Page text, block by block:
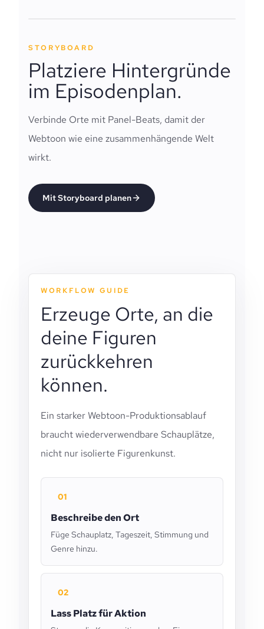
STORYBOARD
Platziere Hintergründe
im Episodenplan.
Verbinde Orte mit Panel-Beats, damit der
Webtoon wie eine zusammenhängende Welt
wirkt.
Mit Storyboard planen
WORKFLOW GUIDE
Erzeuge Orte, an die
deine Figuren
zurückkehren
können.
Ein starker Webtoon-Produktionsablauf
braucht wiederverwendbare Schauplätze,
nicht nur isolierte Figurenkunst.
01
Beschreibe den Ort
Füge Schauplatz, Tageszeit, Stimmung und
Genre hinzu.
02
Lass Platz für Aktion